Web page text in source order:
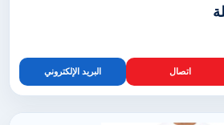
اتصال البريد الإلكتروني